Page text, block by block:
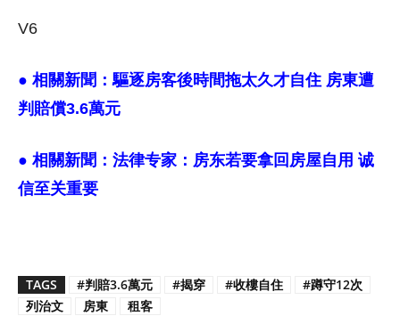
V6
● 相關新聞：驅逐房客後時間拖太久才自住 房東遭
判賠償3.6萬元
● 相關新聞： 法律专家：房东若要拿回房屋自用 诚
信至关重要
TAGS #判賠3.6萬元 #揭穿 #收樓自住
#蹲守12次
列治文
房東 租客